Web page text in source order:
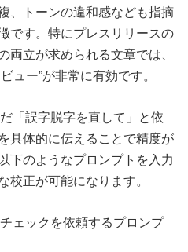
、トーンの違和感なども指摘
です。特にプレスリリースの
両立が求められる文章では、
ュー”が非常に有効です。
「誤字脱字を直して」と依
具体的に伝えることで精度が
下のようなプロンプトを入力
校正が可能になります。
ェックを依頼するプロンプ